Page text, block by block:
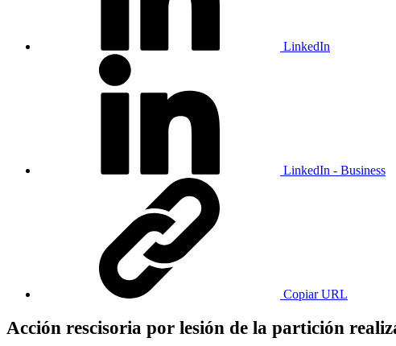
LinkedIn
LinkedIn - Business
Copiar URL
Acción rescisoria por lesión de la partición